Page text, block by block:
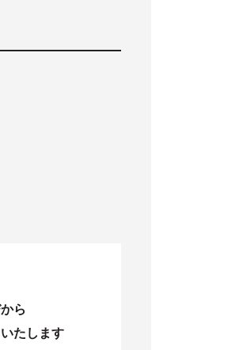
ら
たします